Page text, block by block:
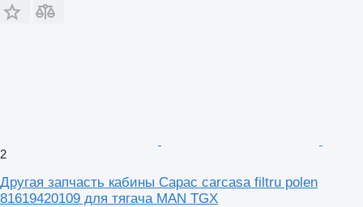
2
Другая запчасть кабины Capac carcasa filtru polen
81619420109 для тягача MAN TGX